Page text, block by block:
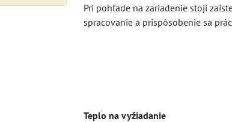
Pri pohľade na zariadenie stojí
spracovanie a prispôsobenie sa
Teplo na vyžiadanie